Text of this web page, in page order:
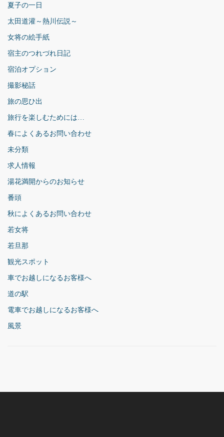
夏子の一日
太田道灌～熱川伝説～
女将の絵手紙
宿主のつれづれ日記
宿泊オプション
撮影秘話
旅の思ひ出
旅行を楽しむためには…
春によくあるお問い合わせ
未分類
求人情報
湯花満開からのお知らせ
番頭
秋によくあるお問い合わせ
若女将
若旦那
観光スポット
車でお越しになるお客様へ
道の駅
電車でお越しになるお客様へ
風景